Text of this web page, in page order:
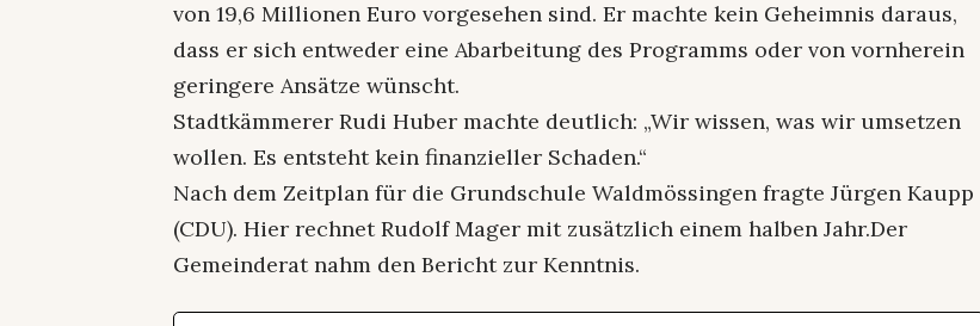
von 19,6 Millionen Euro vorgesehen sind. Er machte kein Geheimnis daraus,
dass er sich entweder eine Abarbeitung des Programms oder von vornherein
geringere Ansätze wünscht.
Stadtkämmerer Rudi Huber machte deutlich: „Wir wissen, was wir umsetzen
wollen. Es entsteht kein finanzieller Schaden.“
Nach dem Zeitplan für die Grundschule Waldmössingen fragte Jürgen Kaupp
(CDU). Hier rechnet Rudolf Mager mit zusätzlich einem halben Jahr.Der
Gemeinderat nahm den Bericht zur Kenntnis.